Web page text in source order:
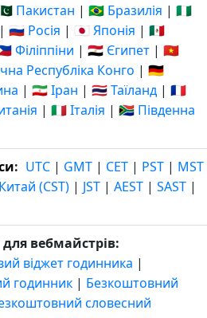
Пакистан | 🇧🇷 Бразилія | 🇳🇬
| 🇷🇺 Росія | 🇯🇵 Японія | 🇲🇽
Філіппіни | 🇪🇬 Єгипет | 🇻🇳
Республіка Конго | 🇩🇪
| 🇮🇷 Іран | 🇹🇭 Таїланд | 🇫🇷
| 🇮🇹 Італія | 🇿🇦 Південна
: UTC | GMT | CET | PST | MST
Китай (CST) | JST | AEST | SAST |
для вебмайстрів:
віджет годинника |
годинник | Безкоштовний
словесний